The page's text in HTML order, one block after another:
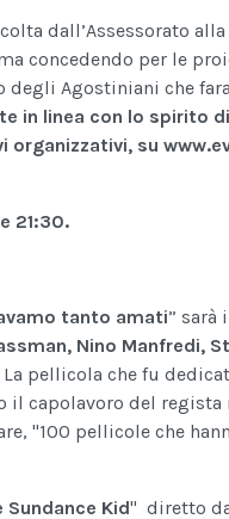
dall’Assessorato
concedendo per le
Agostiniani che
linea con lo spirito di
organizzativi, su
21:30.
tanto amati” sarà
Nino Manfredi,
La pellicola che fu
il capolavoro del regista
"100 pellicole che
Kid" diretto